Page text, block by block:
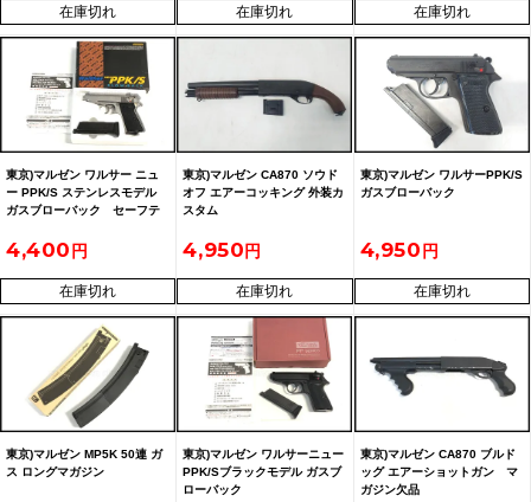
在庫切れ 在庫切れ 在庫切れ
東京)マルゼン ワルサー ニュ
ー PPK/S ステンレスモデル
ガスブローバック セーフテ
4,400
在庫切れ
東京)マルゼン CA870 ソウド
オフ エアーコッキング 外装カ
スタム
4,950
在庫切れ
東京)マルゼン ワルサーPPK/S
ガスブローバック
4,950
在庫切れ
東京)マルゼン MP5K 50連 ガ
ス ロングマガジン
東京)マルゼン ワルサーニュー
PPK/Sブラックモデル ガスブ
ローバック
東京)マルゼン CA870 ブルド
ッグ エアーショットガン マ
ガジン欠品